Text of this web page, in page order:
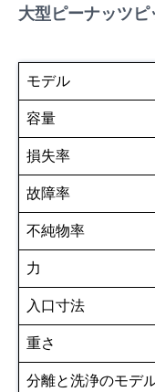
大型ピーナッツピ
モデル
容量
損失率
故障率
不純物率
力
入口寸法
重さ
分離と洗浄のモデ